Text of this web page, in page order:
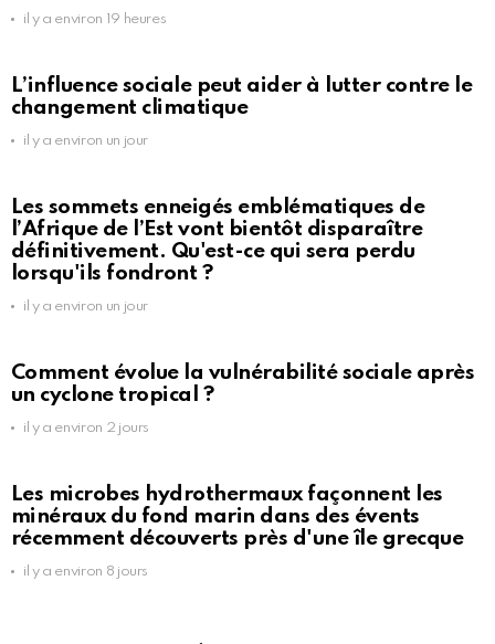
il y a environ 19 heures
L’influence sociale peut aider à lutter contre le
changement climatique
il y a environ un jour
Les sommets enneigés emblématiques de
l’Afrique de l’Est vont bientôt disparaître
définitivement. Qu'est-ce qui sera perdu
lorsqu'ils fondront ?
il y a environ un jour
Comment évolue la vulnérabilité sociale après
un cyclone tropical ?
il y a environ 2 jours
Les microbes hydrothermaux façonnent les
minéraux du fond marin dans des évents
récemment découverts près d'une île grecque
il y a environ 8 jours